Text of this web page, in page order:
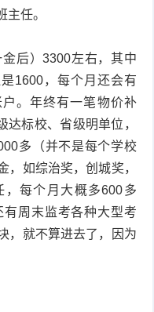
任。
后）3300左右，其中
1600，每个月还会有
。年终有一笔物价补
标校、省级明单位，
多（并不是每个学校
，如综治奖，创城奖，
，每个月大概多600多
周末监考各种大型考
，就不算进去了，因为